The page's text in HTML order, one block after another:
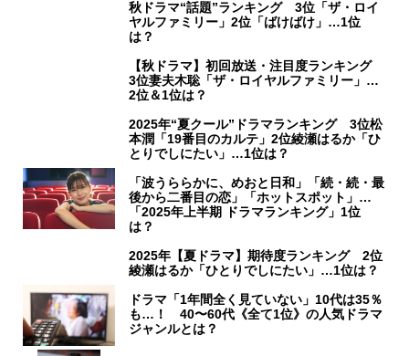
秋ドラマ“話題”ランキング 3位「ザ・ロイ
ヤルファミリー」2位「ばけばけ」…1位
は？
【秋ドラマ】初回放送・注目度ランキング
3位妻夫木聡「ザ・ロイヤルファミリー」…
2位＆1位は？
2025年“夏クール”ドラマランキング 3位松
本潤「19番目のカルテ」2位綾瀬はるか「ひ
とりでしにたい」…1位は？
「波うららかに、めおと日和」「続・続・最
後から二番目の恋」「ホットスポット」…
「2025年上半期 ドラマランキング」1位
は？
2025年【夏ドラマ】期待度ランキング 2位
綾瀬はるか「ひとりでしにたい」…1位は？
ドラマ「1年間全く見ていない」10代は35％
も…！ 40〜60代《全て1位》の人気ドラマ
ジャンルとは？